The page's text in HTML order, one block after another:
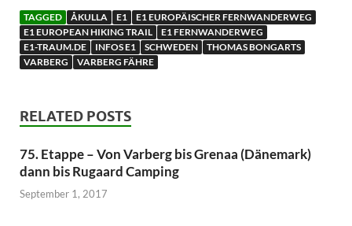
TAGGED ÅKULLA E1
E1 EUROPÄISCHER FERNWANDERWEG
E1 EUROPEAN HIKING TRAIL
E1 FERNWANDERWEG
E1-TRAUM.DE
INFOS E1 SCHWEDEN
THOMAS BONGARTS
VARBERG
VARBERG FÄHRE
RELATED POSTS
75. Etappe – Von Varberg bis Grenaa (Dänemark)
dann bis Rugaard Camping
September 1, 2017